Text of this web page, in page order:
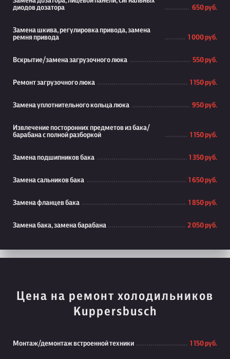
диодов дозатора
650 руб.
Замена шкива, регулировка привода, замена
ремня привода
1 000 руб.
Вскрытие/замена загрузочного люка 550 руб.
Ремонт загрузочного люка 1 150 руб.
Замена уплотнительного кольца люка 950 руб.
Извлечение посторонних предметов из бака/
барабана с полной разборкой
1 150 руб.
Замена подшипников бака 1 350 руб.
Замена сальников бака 1 650 руб.
Замена фланцев бака 1 850 руб.
Замена бака, замена барабана 2 050 руб.
Цена на ремонт холодильников
Kuppersbusch
Монтаж/демонтаж встроенной техники 1 150 руб.